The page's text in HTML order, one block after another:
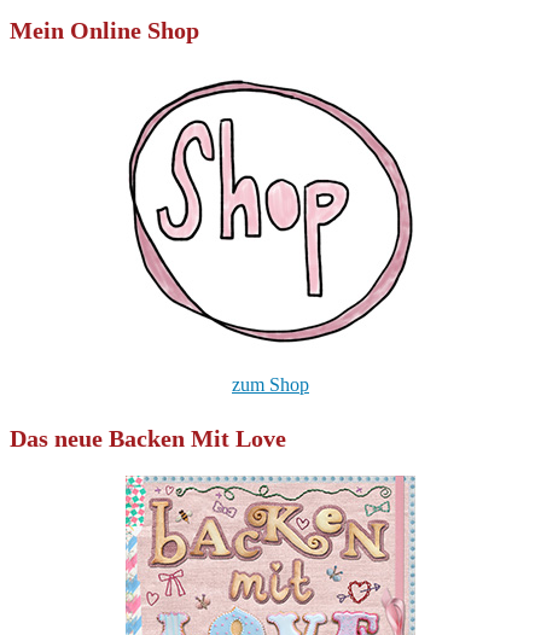
Mein Online Shop
zum Shop
Das neue Backen Mit Love